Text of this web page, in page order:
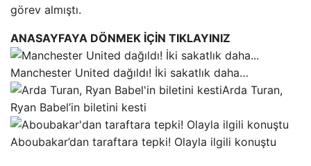
görev almıştı.
ANASAYFAYA DÖNMEK İÇİN TIKLAYINIZ
Manchester United dağıldı! İki sakatlık daha…
Arda Turan,
Ryan Babel’in biletini kesti
Aboubakar’dan taraftara tepki! Olayla ilgili konuştu